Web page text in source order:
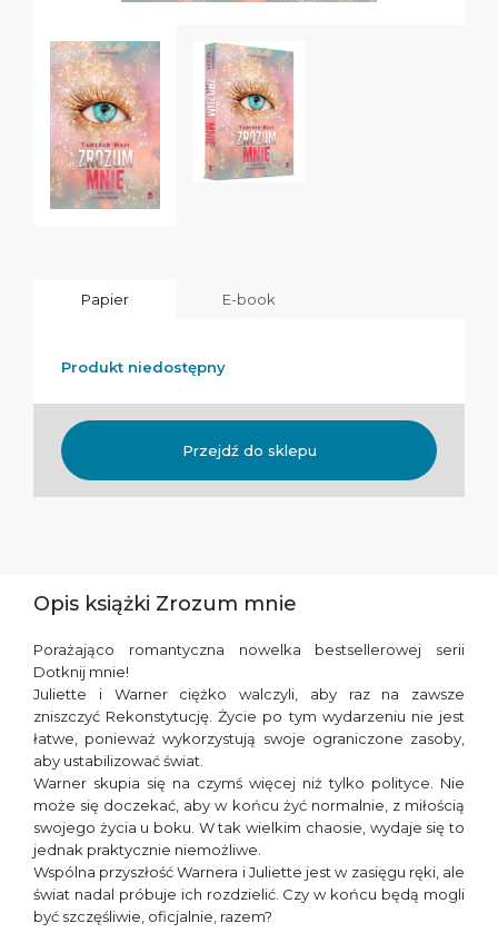
Papier E-book
Produkt niedostępny
Przejdź do sklepu
Opis książki Zrozum mnie
Porażająco romantyczna nowelka bestsellerowej serii
Dotknij mnie!
Juliette i Warner ciężko walczyli, aby raz na zawsze
zniszczyć Rekonstytucję. Życie po tym wydarzeniu nie jest
łatwe, ponieważ wykorzystują swoje ograniczone zasoby,
aby ustabilizować świat.
Warner skupia się na czymś więcej niż tylko polityce. Nie
może się doczekać, aby w końcu żyć normalnie, z miłością
swojego życia u boku. W tak wielkim chaosie, wydaje się to
jednak praktycznie niemożliwe.
Wspólna przyszłość Warnera i Juliette jest w zasięgu ręki, ale
świat nadal próbuje ich rozdzielić. Czy w końcu będą mogli
być szczęśliwie, oficjalnie, razem?